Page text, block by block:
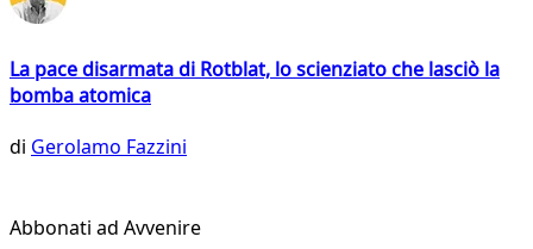
La pace disarmata di Rotblat, lo scienziato che lasciò la
bomba atomica
di Gerolamo Fazzini
Abbonati ad Avvenire